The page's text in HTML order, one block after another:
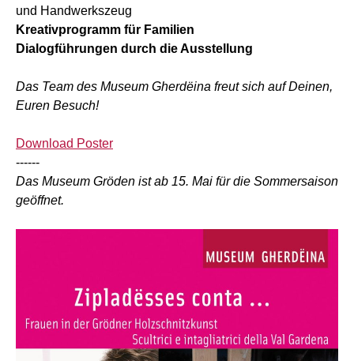
und Handwerkszeug
Kreativprogramm für Familien
Dialogführungen durch die Ausstellung
Das Team des Museum Gherdëina freut sich auf Deinen,
Euren Besuch!
Download Poster
------
Das Museum Gröden ist ab 15. Mai für die Sommersaison
geöffnet.